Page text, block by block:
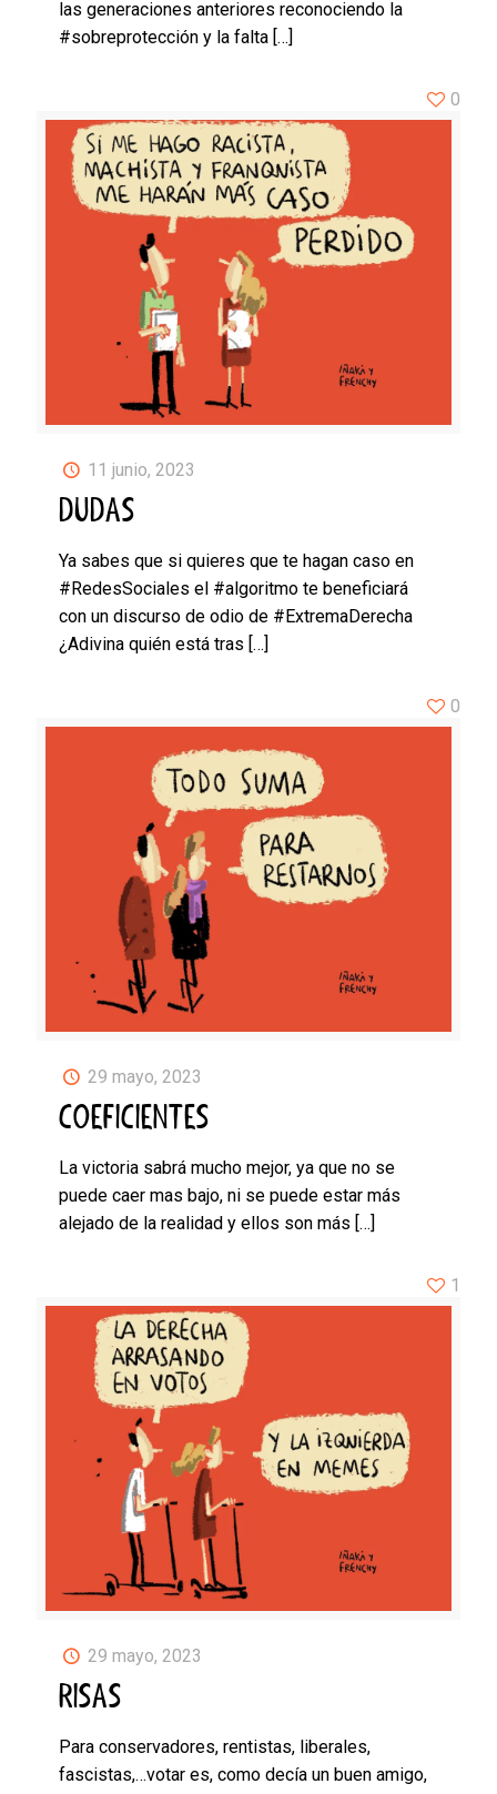
las generaciones anteriores reconociendo la
#sobreprotección y la falta […]
11 junio, 2023
DUDAS
Ya sabes que si quieres que te hagan caso en
#RedesSociales el #algoritmo te beneficiará
con un discurso de odio de #ExtremaDerecha
¿Adivina quién está tras […]
0
29 mayo, 2023
COEFICIENTES
La victoria sabrá mucho mejor, ya que no se
puede caer mas bajo, ni se puede estar más
alejado de la realidad y ellos son más […]
0
29 mayo, 2023
RISAS
Para conservadores, rentistas, liberales,
fascistas,…votar es, como decía un buen amigo,
1